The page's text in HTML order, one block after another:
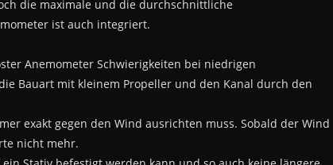
die maximale und die durchschnittliche
ist auch integriert.
Anemometer Schwierigkeiten bei niedrigen
Bauart mit kleinem Propeller und den Kanal durch den
exakt gegen den Wind ausrichten muss. Sobald der Wind
nicht mehr.